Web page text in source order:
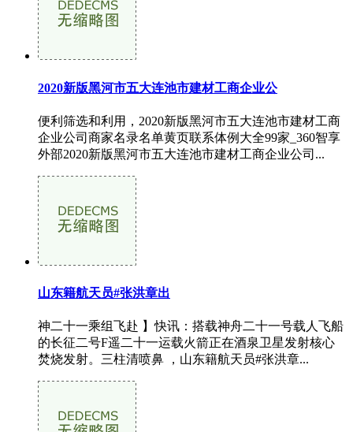
2020新版黑河市五大连池市建材工商企业公
便利筛选和利用，2020新版黑河市五大连池市建材工商
企业公司商家名录名单黄页联系体例大全99家_360智享
外部2020新版黑河市五大连池市建材工商企业公司...
山东籍航天员#张洪章出
神二十一乘组飞赴 】快讯：搭载神舟二十一号载人飞船
的长征二号F遥二十一运载火箭正在酒泉卫星发射核心
焚烧发射。三柱清喷鼻 ，山东籍航天员#张洪章...